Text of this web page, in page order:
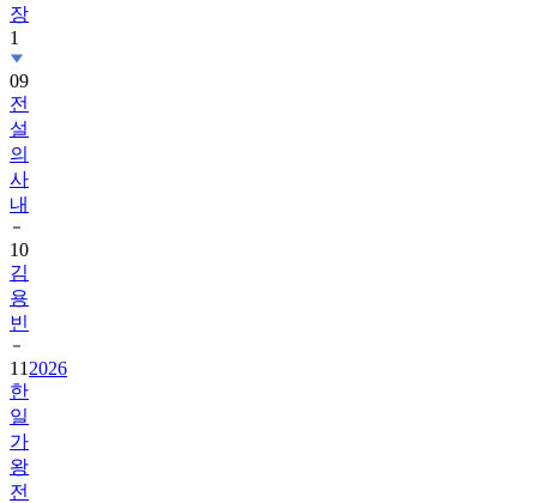
장
1
09
전
설
의
사
내
10
김
용
빈
11 2026
한
일
가
왕
전